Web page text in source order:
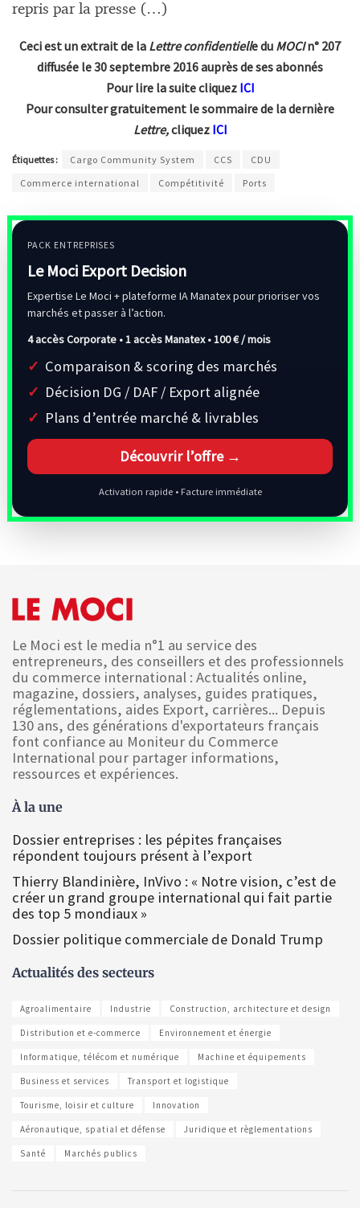
repris par la presse (…)
Ceci est un extrait de la Lettre confidentielle du MOCIn° 207
diffusée le 30 septembre 2016 auprès de ses abonnés
Pour lire la suite cliquez ICI
Pour consulter gratuitement le sommaire de la dernière
Lettre,cliquez ICI
Étiquettes : Cargo Community System CCS
CDU
Commerce international
Compétitivité Ports
PACK ENTREPRISES
Le Moci Export Decision
Expertise Le Moci + plateforme IA Manatex pour prioriser vos
marchés et passer à l’action.
4 accès Corporate • 1 accès Manatex •100 € / mois
Comparaison & scoring des marchés
Décision DG / DAF / Export alignée
Plans d’entrée marché & livrables
Découvrir l’offre →
Activation rapide • Facture immédiate
Le Moci est le media n°1 au service des
entrepreneurs, des conseillers et des professionnels
du commerce international : Actualités online,
magazine, dossiers, analyses, guides pratiques,
réglementations, aides Export, carrières... Depuis
130 ans, des générations d'exportateurs français
font confiance au Moniteur du Commerce
International pour partager informations,
ressources et expériences.
À la une
Dossier entreprises : les pépites françaises
répondent toujours présent à l’export
Thierry Blandinière, InVivo : « Notre vision, c’est de
créer un grand groupe international qui fait partie
des top 5 mondiaux »
Dossier politique commerciale de Donald Trump
Actualités des secteurs
Agroalimentaire Industrie Construction, architecture et design
Distribution et e-commerce Environnement et énergie
Informatique, télécom et numérique Machine et équipements
Business et services Transport et logistique
Tourisme, loisir et culture Innovation
Aéronautique, spatial et défense Juridique et règlementations
Santé Marchés publics